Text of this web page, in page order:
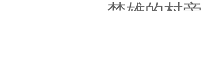
楚雄的村旁